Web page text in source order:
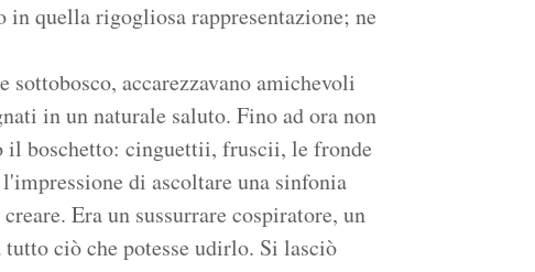
in quella rigogliosa rappresentazione; ne
accarezzavano amichevoli
in un naturale saluto. Fino ad ora non
il boschetto: cinguettii, fruscii, le fronde
di ascoltare una sinfonia
Era un sussurrare cospiratore, un
ciò che potesse udirlo. Si lasciò